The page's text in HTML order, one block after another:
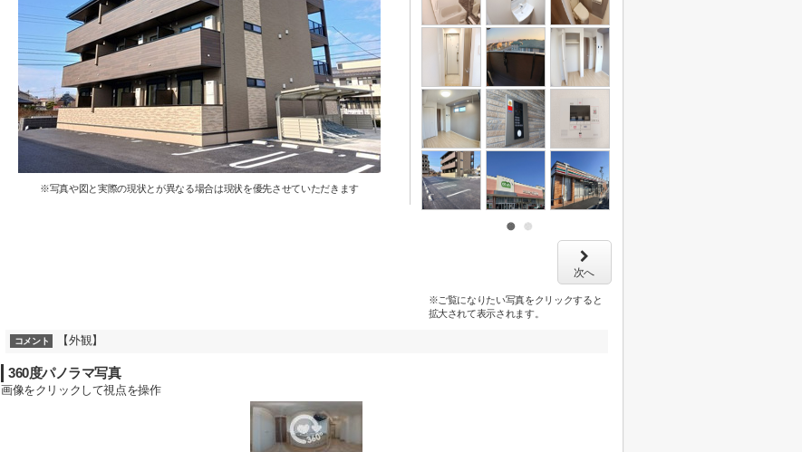
※写真や図と実際の現状とが異なる場合は現状を優先させていただきます
次へ
※ご覧になりたい写真をクリックすると
拡大されて表示されます。
コメント 【外観】
360度パノラマ写真
画像をクリックして視点を操作